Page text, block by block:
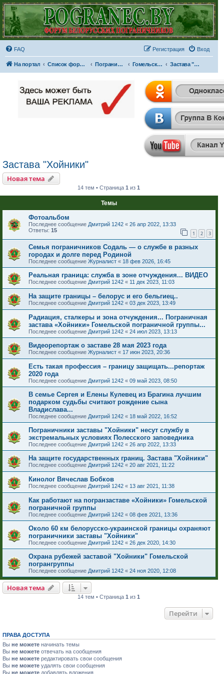
FAQ Вход
Регистрация
На портал Список форумов Пограничные отряды и части Гомельская пограничная группа Застава "Хойники"
Застава "Хойники"
Новая тема
14 тем • Страница1 из1
Темы
Фотоальбом
Последнее сообщение Дмитрий 1242 « 26 апр 2022, 13:33
Ответы: 15 1 2 3
Семья пограничников Содаль — о службе в разных
городах и долге перед Родиной
Последнее сообщение Журналист « 18 фев 2026, 16:45
Реальная граница: служба в зоне отчуждения... ВИДЕО
Последнее сообщение Дмитрий 1242 « 11 дек 2023, 11:03
На защите границы – белорус и его бельгиец..
Последнее сообщение Дмитрий 1242 « 03 дек 2023, 13:49
Радиация, сталкеры и зона отчуждения... Пограничная
застава «Хойники» Гомельской пограничной группы...
Последнее сообщение Дмитрий 1242 « 24 июл 2023, 13:13
Видеорепортаж о заставе 28 мая 2023 года
Последнее сообщение Журналист « 17 июн 2023, 20:36
Есть такая профессия – границу защищать...репортаж
2020 года
Последнее сообщение Дмитрий 1242 « 09 май 2023, 08:50
В семье Сергея и Елены Кулевец из Брагина лучшим
подарком судьбы считают рождение сына
Владислава...
Последнее сообщение Дмитрий 1242 « 18 май 2022, 16:52
Пограничники заставы "Хойники" несут службу в
экстремальных условиях Полесского заповедника
Последнее сообщение Дмитрий 1242 « 26 апр 2022, 13:33
На защите государственных границ. Застава "Хойники"
Последнее сообщение Дмитрий 1242 « 20 авг 2021, 11:22
Кинолог Вячеслав Бобков
Последнее сообщение Дмитрий 1242 « 13 авг 2021, 11:38
Как работают на погранзаставе «Хойники» Гомельской
пограничной группы
Последнее сообщение Дмитрий 1242 « 08 фев 2021, 13:36
Около 60 км белорусско-украинской границы охраняют
пограничники заставы "Хойники"
Последнее сообщение Дмитрий 1242 « 26 дек 2020, 14:30
Охрана рубежей заставой "Хойники" Гомельской
погрангруппы
Последнее сообщение Дмитрий 1242 « 24 ноя 2020, 12:08
Новая тема
14 тем • Страница1 из1
Перейти
ПРАВА ДОСТУПА
Вы не можете начинать темы
Вы не можете отвечать на сообщения
Вы не можете редактировать свои сообщения
Вы не можете удалять свои сообщения
Вы не можете добавлять вложения